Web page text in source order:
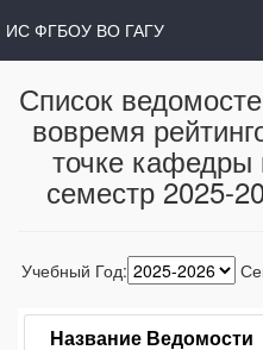
ИС ФГБОУ ВО ГАГУ
Список
вовремя
точке кафедры
семестр 2025-
Учебный Год:
Название Ведомости